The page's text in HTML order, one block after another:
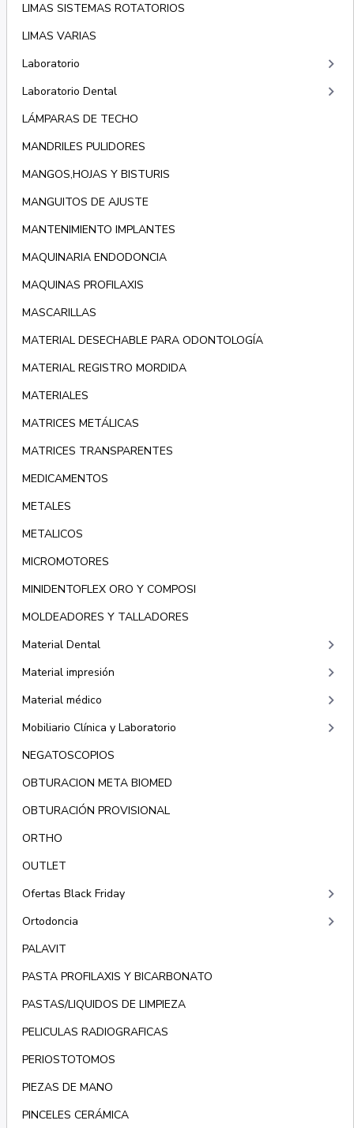
LIMAS SISTEMAS ROTATORIOS
LIMAS VARIAS
Laboratorio
keyboard_arrow_right
Laboratorio Dental keyboard_arrow_right
LÁMPARAS DE TECHO
MANDRILES PULIDORES
MANGOS,HOJAS Y BISTURIS
MANGUITOS DE AJUSTE
MANTENIMIENTO IMPLANTES
MAQUINARIA ENDODONCIA
MAQUINAS PROFILAXIS
MASCARILLAS
MATERIAL DESECHABLE PARA ODONTOLOGÍA
MATERIAL REGISTRO MORDIDA
MATERIALES
MATRICES METÁLICAS
MATRICES TRANSPARENTES
MEDICAMENTOS
METALES
METALICOS
MICROMOTORES
MINIDENTOFLEX ORO Y COMPOSI
MOLDEADORES Y TALLADORES
Material Dental
keyboard_arrow_right
Material impresión keyboard_arrow_right
Material médico keyboard_arrow_right
Mobiliario Clínica y Laboratorio keyboard_arrow_right
NEGATOSCOPIOS
OBTURACION META BIOMED
OBTURACIÓN PROVISIONAL
ORTHO
OUTLET
Ofertas Black Friday
keyboard_arrow_right
Ortodoncia keyboard_arrow_right
PALAVIT
PASTA PROFILAXIS Y BICARBONATO
PASTAS/LIQUIDOS DE LIMPIEZA
PELICULAS RADIOGRAFICAS
PERIOSTOTOMOS
PIEZAS DE MANO
PINCELES CERÁMICA